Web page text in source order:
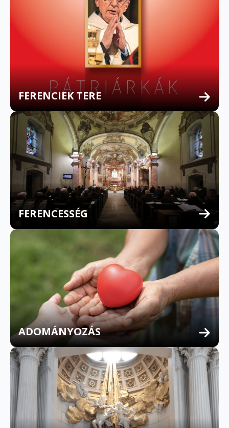
FERENCIEK TERE
FERENCESSÉG
MULTILINGUAL CONFESSION
ADOMÁNYOZÁS